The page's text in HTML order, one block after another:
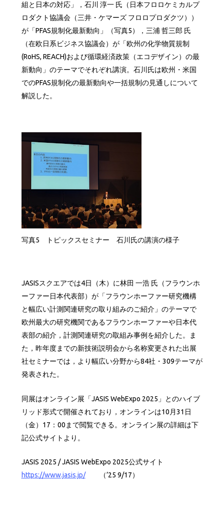
組と日本の対応」，石川 淳一 氏（日本フロロケミカルプ
ロダクト協議会（三井・ケマーズ フロロプロダクツ））
が「PFAS規制化最新動向」（写真5），三浦 哲三郎 氏
（在欧日系ビジネス協議会）が「欧州の化学物質規制
(RoHS, REACH)および循環経済政策（エコデザイン）の最
新動向」のテーマでそれぞれ講演。石川氏は欧州・米国
でのPFAS規制化の最新動向や一括規制の見通しについて
解説した。
写真5 トピックスセミナー 石川氏の講演の様子
JASISスクエアでは4日（木）に林田 一浩 氏（フラウンホ
ーファー日本代表部）が「フラウンホーファー研究機構
と幅広い計測関連研究の取り組みのご紹介」のテーマで
欧州最大の研究機関であるフラウンホーファーや日本代
表部の紹介，計測関連研究の取組み事例を紹介した。ま
た，昨年度までの新技術説明会から名称変更された出展
社セミナーでは，より幅広い分野から84社・309テーマが
発表された。
同展はオンライン展「JASIS WebExpo 2025」とのハイブ
リッド形式で開催されており，オンラインは10月31日
（金）17：00まで閲覧できる。オンライン展の詳細は下
記公式サイトより。
JASIS 2025 / JASIS WebExpo 2025公式サイト
https://www.jasis.jp/（’25 9/17）